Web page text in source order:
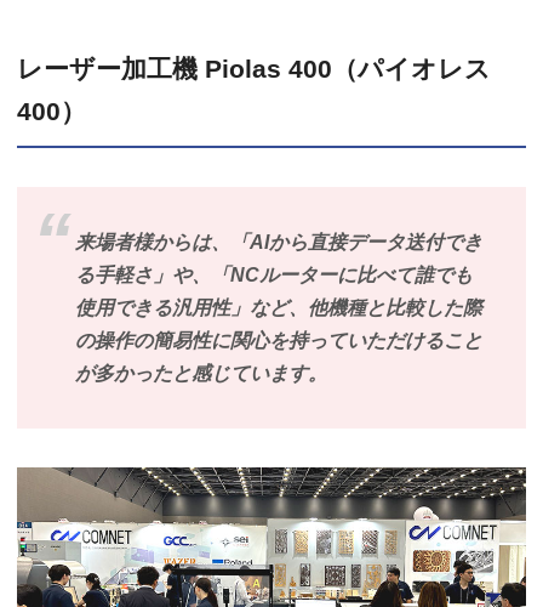
レーザー加工機 Piolas 400（パイオレス
400）
来場者様からは、「AIから直接データ送付でき
る手軽さ」や、「NCルーターに比べて誰でも
使用できる汎用性」など、他機種と比較した際
の操作の簡易性に関心を持っていただけること
が多かったと感じています。